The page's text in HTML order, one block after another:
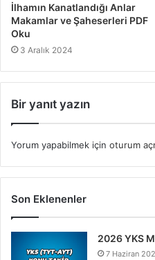
İlhamın Kanatlandığı Anlar
Makamlar ve Şaheserleri PDF
Oku
3 Aralık 2024
Bir yanıt yazın
Yorum yapabilmek için oturum
Son Eklenenler
2026 YKS
7 Haziran